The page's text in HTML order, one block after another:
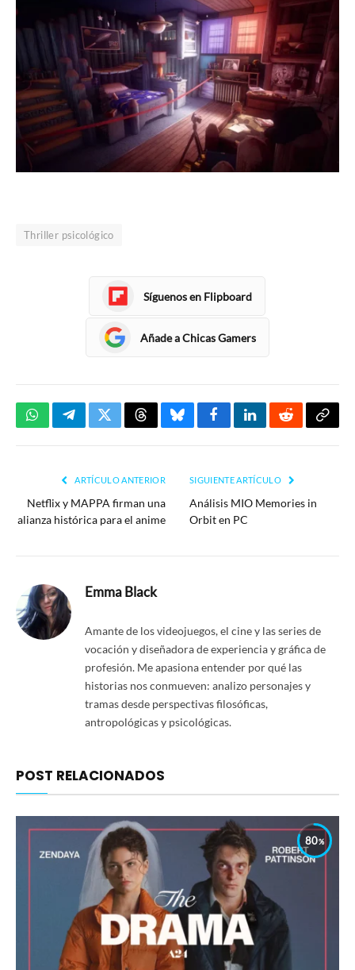
Thriller psicológico
Síguenos en Flipboard
Añade a Chicas Gamers
WhatsAppTelegramTwitterThreadsBlueskyFacebookLinkedInReddit
ARTÍCULO ANTERIOR
Netflix y MAPPA firman una
alianza histórica para el anime
SIGUIENTE ARTÍCULO
Análisis MIO Memories in
Orbit en PC
Emma Black
Amante de los videojuegos, el cine y las series de
vocación y diseñadora de experiencia y gráfica de
profesión. Me apasiona entender por qué las
historias nos conmueven: analizo personajes y
tramas desde perspectivas filosóficas,
antropológicas y psicológicas.
POST RELACIONADOS
80